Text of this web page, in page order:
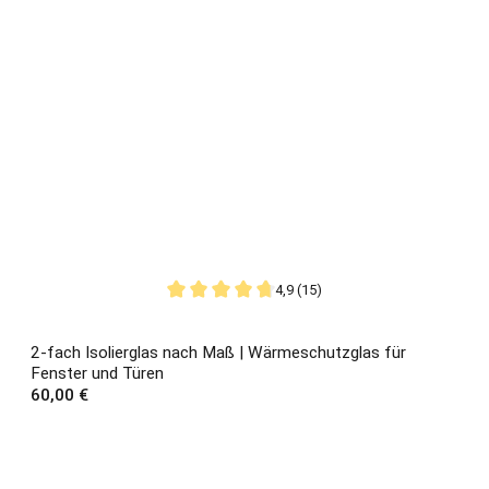
4,9 (15)
2-fach Isolierglas nach Maß | Wärmeschutzglas für
Fenster und Türen
Regulärer Preis:
60,00 €